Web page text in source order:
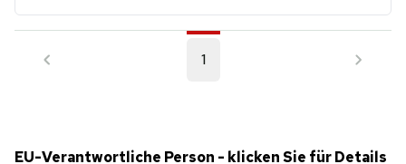
1
EU-Verantwortliche Person - klicken Sie für Details